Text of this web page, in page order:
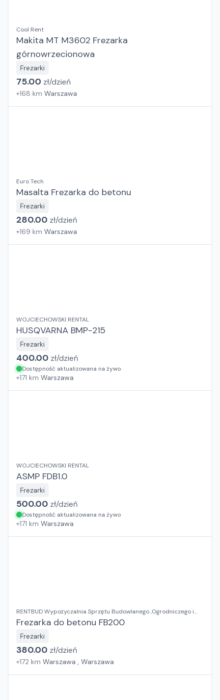
Cool Rent
Makita MT M3602 Frezarka
górnowrzecionowa
Frezarki
75.00 zł/dzień
+168 km Warszawa
Euro Tech
Masalta Frezarka do betonu
Frezarki
280.00 zł/dzień
+169 km Warszawa
WOJCIECHOWSKI RENTAL
HUSQVARNA BMP-215
Frezarki
400.00 zł/dzień
Dostępność aktualizowana na żywo
+171 km Warszawa
WOJCIECHOWSKI RENTAL
ASMP FDB1.0
Frezarki
500.00 zł/dzień
Dostępność aktualizowana na żywo
+171 km Warszawa
RENTBUD Wypożyczalnia Sprzętu Budowlanego ,Ogrodniczego i
Elektronarzędzi
Frezarka do betonu FB200
Frezarki
380.00 zł/dzień
+172 km Warszawa , Warszawa